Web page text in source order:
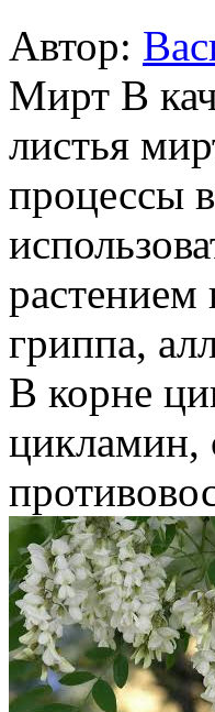
Автор:
Мирт В
листья
процессы
растением
гриппа,
В корне
цикламин,